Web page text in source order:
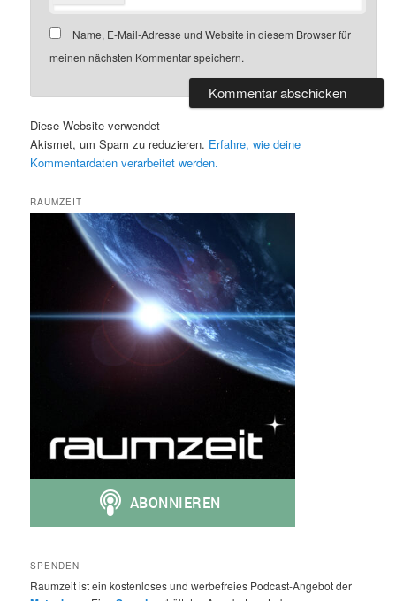
Name, E-Mail-Adresse und Website in diesem Browser für
meinen nächsten Kommentar speichern.
Diese Website verwendet
Akismet, um Spam zu reduzieren. Erfahre, wie deine
Kommentardaten verarbeitet werden.
RAUMZEIT
SPENDEN
Raumzeit ist ein kostenloses und werbefreies Podcast-Angebot der